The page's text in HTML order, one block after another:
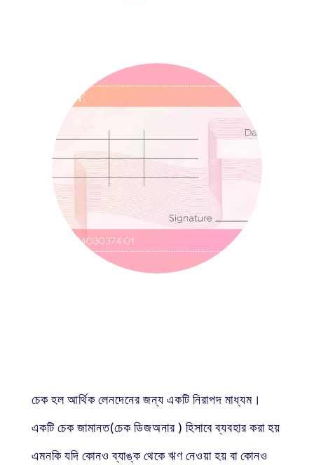
চেক হল আর্থিক লেনদেনের জন্য একটি নিরাপদ মাধ্যম।
একটি চেক জামানত(চেক ডিজঅনার ) হিসাবে ব্যবহার করা হয়
এমনকি যদি কোনও ব্যাঙ্ক থেকে ঋণ নেওয়া হয় বা কোনও